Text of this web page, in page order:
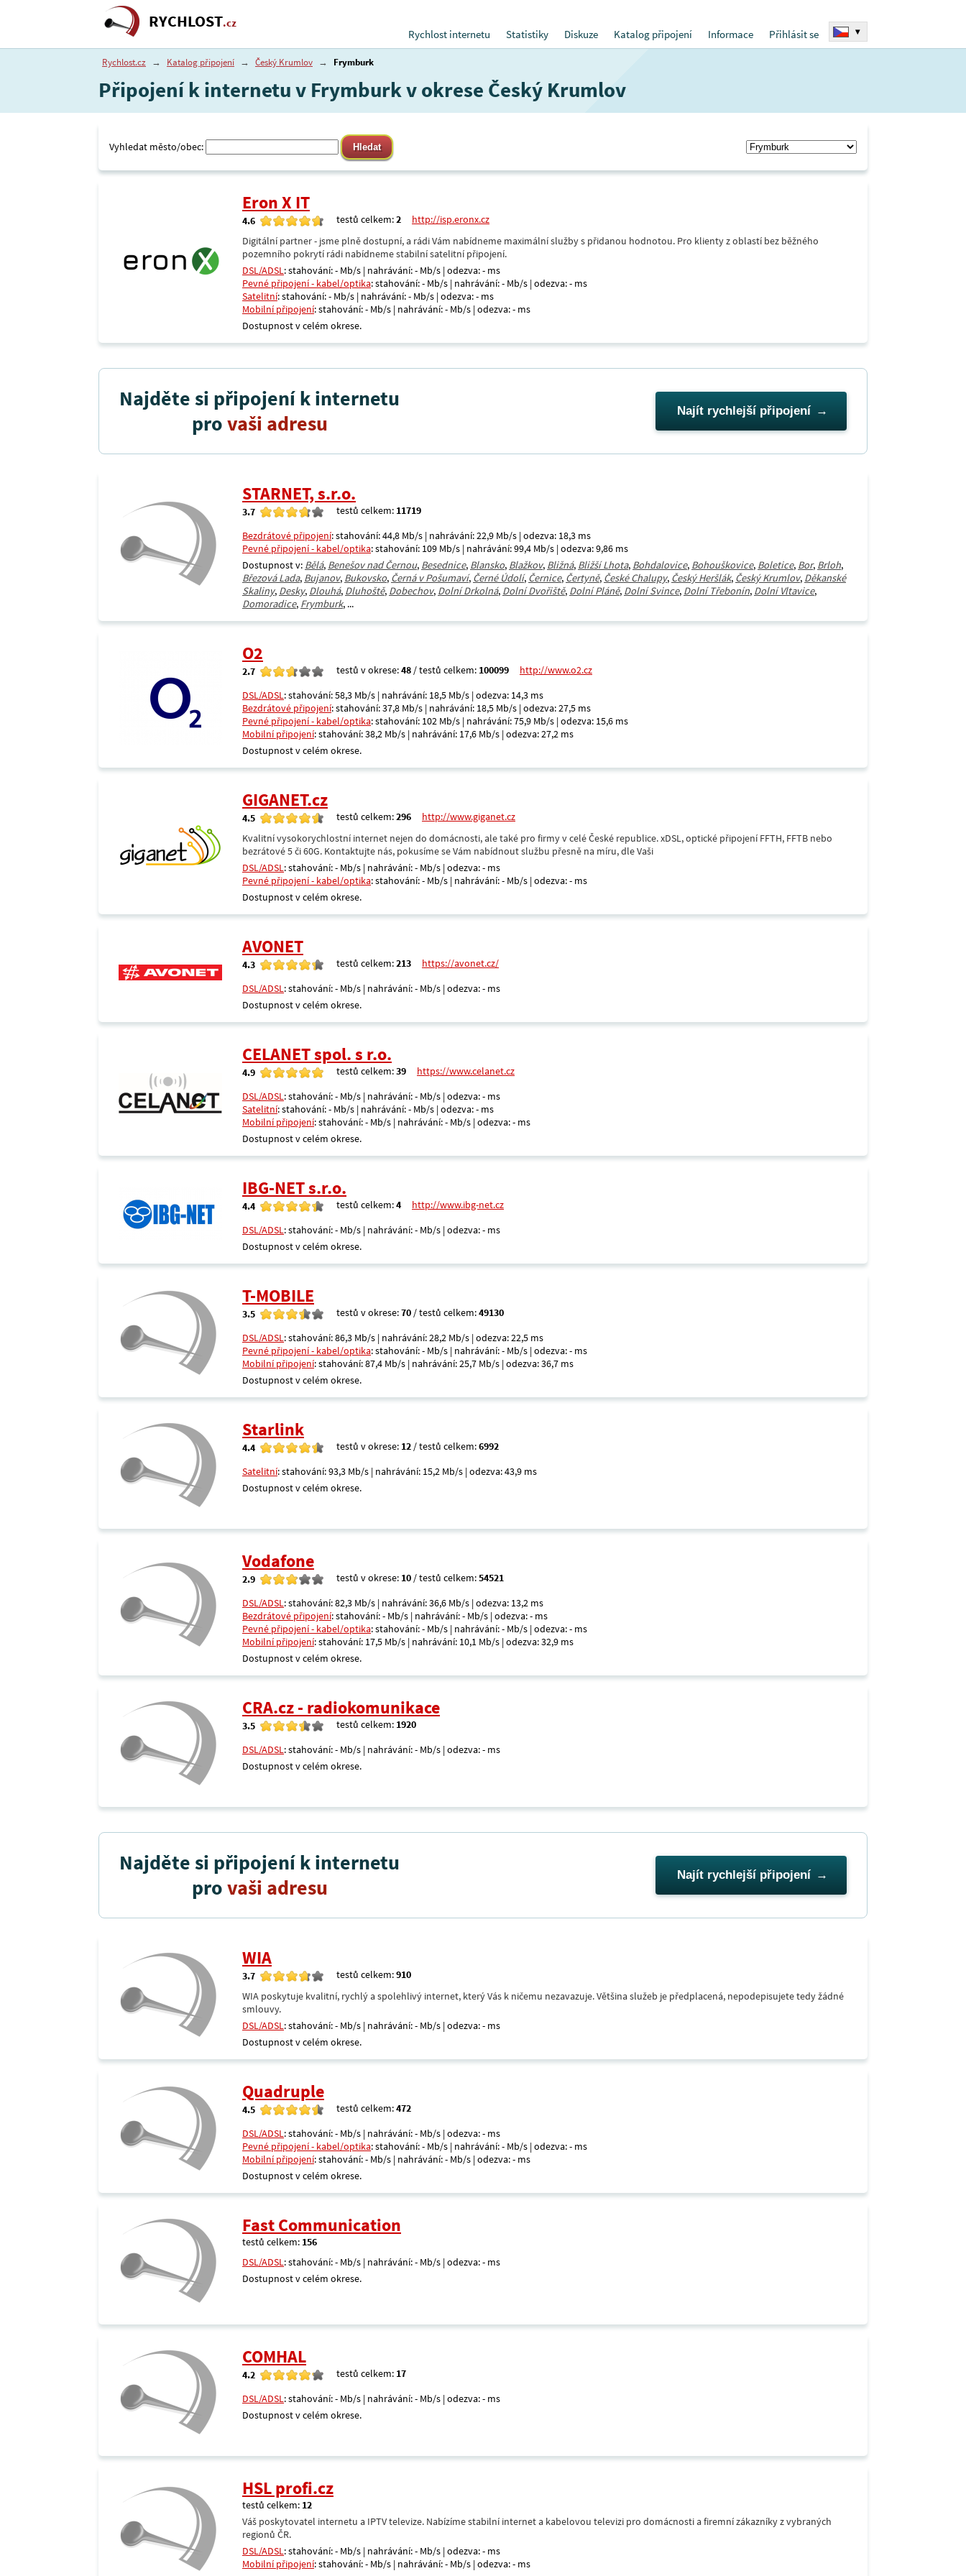
RYCHLOST.cz
Rychlost internetu
Statistiky Diskuze Katalog připojení Informace Přihlásit se ▾
Rychlost.cz → Katalog připojení → Český Krumlov → Frymburk
Připojení k internetu v Frymburk v okrese Český Krumlov
Vyhledat město/obec:
Eron X IT
4.6 testů celkem:2
http://isp.eronx.cz
Digitální partner - jsme plně dostupní, a rádi Vám nabídneme maximální služby s přidanou hodnotou. Pro klienty z oblastí bez běžného
pozemního pokrytí rádi nabídneme stabilní satelitní připojení.
DSL/ADSL: stahování: - Mb/s | nahrávání: - Mb/s | odezva: - ms
Pevné připojení - kabel/optika: stahování: - Mb/s | nahrávání: - Mb/s | odezva: - ms
Satelitní: stahování: - Mb/s | nahrávání: - Mb/s | odezva: - ms
Mobilní připojení: stahování: - Mb/s | nahrávání: - Mb/s | odezva: - ms
Dostupnost v celém okrese.
Najděte si připojení k internetu
provaši adresu Najít rychlejší připojení
STARNET, s.r.o.
3.7 testů celkem: 11719
Bezdrátové připojení: stahování: 44,8 Mb/s | nahrávání: 22,9 Mb/s | odezva: 18,3 ms
Pevné připojení - kabel/optika: stahování: 109 Mb/s | nahrávání: 99,4 Mb/s | odezva: 9,86 ms
Dostupnost v: Bělá, Benešov nad Černou, Besednice, Blansko, Blažkov, Bližná, Bližší Lhota, Bohdalovice, Bohouškovice, Boletice, Bor, Brloh,
Březová Lada, Bujanov, Bukovsko, Černá v Pošumaví, Černé Údolí, Černice, Čertyně, České Chalupy, Český Heršlák, Český Krumlov, Děkanské
Skaliny, Desky, Dlouhá, Dluhoště, Dobechov, Dolní Drkolná, Dolní Dvořiště, Dolní Pláně, Dolní Svince, Dolní Třebonín, Dolní Vltavice,
Domoradice, Frymburk, ...
O2
2.7 testů v okrese:48 / testů celkem: 100099
http://www.o2.cz
DSL/ADSL: stahování: 58,3 Mb/s | nahrávání: 18,5 Mb/s | odezva: 14,3 ms
Bezdrátové připojení: stahování: 37,8 Mb/s | nahrávání: 18,5 Mb/s | odezva: 27,5 ms
Pevné připojení - kabel/optika: stahování: 102 Mb/s | nahrávání: 75,9 Mb/s | odezva: 15,6 ms
Mobilní připojení: stahování: 38,2 Mb/s | nahrávání: 17,6 Mb/s | odezva: 27,2 ms
Dostupnost v celém okrese.
GIGANET.cz
4.5 testů celkem:296
http://www.giganet.cz
Kvalitní vysokorychlostní internet nejen do domácnosti, ale také pro firmy v celé České republice. xDSL, optické připojení FFTH, FFTB nebo
bezrátové 5 či 60G. Kontaktujte nás, pokusíme se Vám nabídnout službu přesně na míru, dle Vaši
DSL/ADSL: stahování: - Mb/s | nahrávání: - Mb/s | odezva: - ms
Pevné připojení - kabel/optika: stahování: - Mb/s | nahrávání: - Mb/s | odezva: - ms
Dostupnost v celém okrese.
AVONET
4.3 testů celkem:213
https://avonet.cz/
DSL/ADSL: stahování: - Mb/s | nahrávání: - Mb/s | odezva: - ms
Dostupnost v celém okrese.
CELANET spol. s r.o.
4.9 testů celkem:39
https://www.celanet.cz
DSL/ADSL: stahování: - Mb/s | nahrávání: - Mb/s | odezva: - ms
Satelitní: stahování: - Mb/s | nahrávání: - Mb/s | odezva: - ms
Mobilní připojení: stahování: - Mb/s | nahrávání: - Mb/s | odezva: - ms
Dostupnost v celém okrese.
IBG-NET s.r.o.
4.4 testů celkem:4
http://www.ibg-net.cz
DSL/ADSL: stahování: - Mb/s | nahrávání: - Mb/s | odezva: - ms
Dostupnost v celém okrese.
T-MOBILE
3.5 testů v okrese:70 / testů celkem:49130
DSL/ADSL: stahování: 86,3 Mb/s | nahrávání: 28,2 Mb/s | odezva: 22,5 ms
Pevné připojení - kabel/optika: stahování: - Mb/s | nahrávání: - Mb/s | odezva: - ms
Mobilní připojení: stahování: 87,4 Mb/s | nahrávání: 25,7 Mb/s | odezva: 36,7 ms
Dostupnost v celém okrese.
Starlink
4.4 testů v okrese: 12 / testů celkem:6992
Satelitní: stahování: 93,3 Mb/s | nahrávání: 15,2 Mb/s | odezva: 43,9 ms
Dostupnost v celém okrese.
Vodafone
2.9 testů v okrese: 10 / testů celkem:54521
DSL/ADSL: stahování: 82,3 Mb/s | nahrávání: 36,6 Mb/s | odezva: 13,2 ms
Bezdrátové připojení: stahování: - Mb/s | nahrávání: - Mb/s | odezva: - ms
Pevné připojení - kabel/optika: stahování: - Mb/s | nahrávání: - Mb/s | odezva: - ms
Mobilní připojení: stahování: 17,5 Mb/s | nahrávání: 10,1 Mb/s | odezva: 32,9 ms
Dostupnost v celém okrese.
CRA.cz - radiokomunikace
3.5 testů celkem: 1920
DSL/ADSL: stahování: - Mb/s | nahrávání: - Mb/s | odezva: - ms
Dostupnost v celém okrese.
Najděte si připojení k internetu
provaši adresu Najít rychlejší připojení
WIA
3.7 testů celkem:910
WIA poskytuje kvalitní, rychlý a spolehlivý internet, který Vás k ničemu nezavazuje. Většina služeb je předplacená, nepodepisujete tedy žádné
smlouvy.
DSL/ADSL: stahování: - Mb/s | nahrávání: - Mb/s | odezva: - ms
Dostupnost v celém okrese.
Quadruple
4.5 testů celkem:472
DSL/ADSL: stahování: - Mb/s | nahrávání: - Mb/s | odezva: - ms
Pevné připojení - kabel/optika: stahování: - Mb/s | nahrávání: - Mb/s | odezva: - ms
Mobilní připojení: stahování: - Mb/s | nahrávání: - Mb/s | odezva: - ms
Dostupnost v celém okrese.
Fast Communication
testů celkem: 156
DSL/ADSL: stahování: - Mb/s | nahrávání: - Mb/s | odezva: - ms
Dostupnost v celém okrese.
COMHAL
4.2 testů celkem: 17
DSL/ADSL: stahování: - Mb/s | nahrávání: - Mb/s | odezva: - ms
Dostupnost v celém okrese.
HSL profi.cz
testů celkem: 12
Váš poskytovatel internetu a IPTV televize. Nabízíme stabilní internet a kabelovou televizi pro domácnosti a firemní zákazníky z vybraných
regionů ČR.
DSL/ADSL: stahování: - Mb/s | nahrávání: - Mb/s | odezva: - ms
Mobilní připojení: stahování: - Mb/s | nahrávání: - Mb/s | odezva: - ms